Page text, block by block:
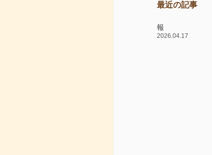
最近の記事
報
2026.04.17